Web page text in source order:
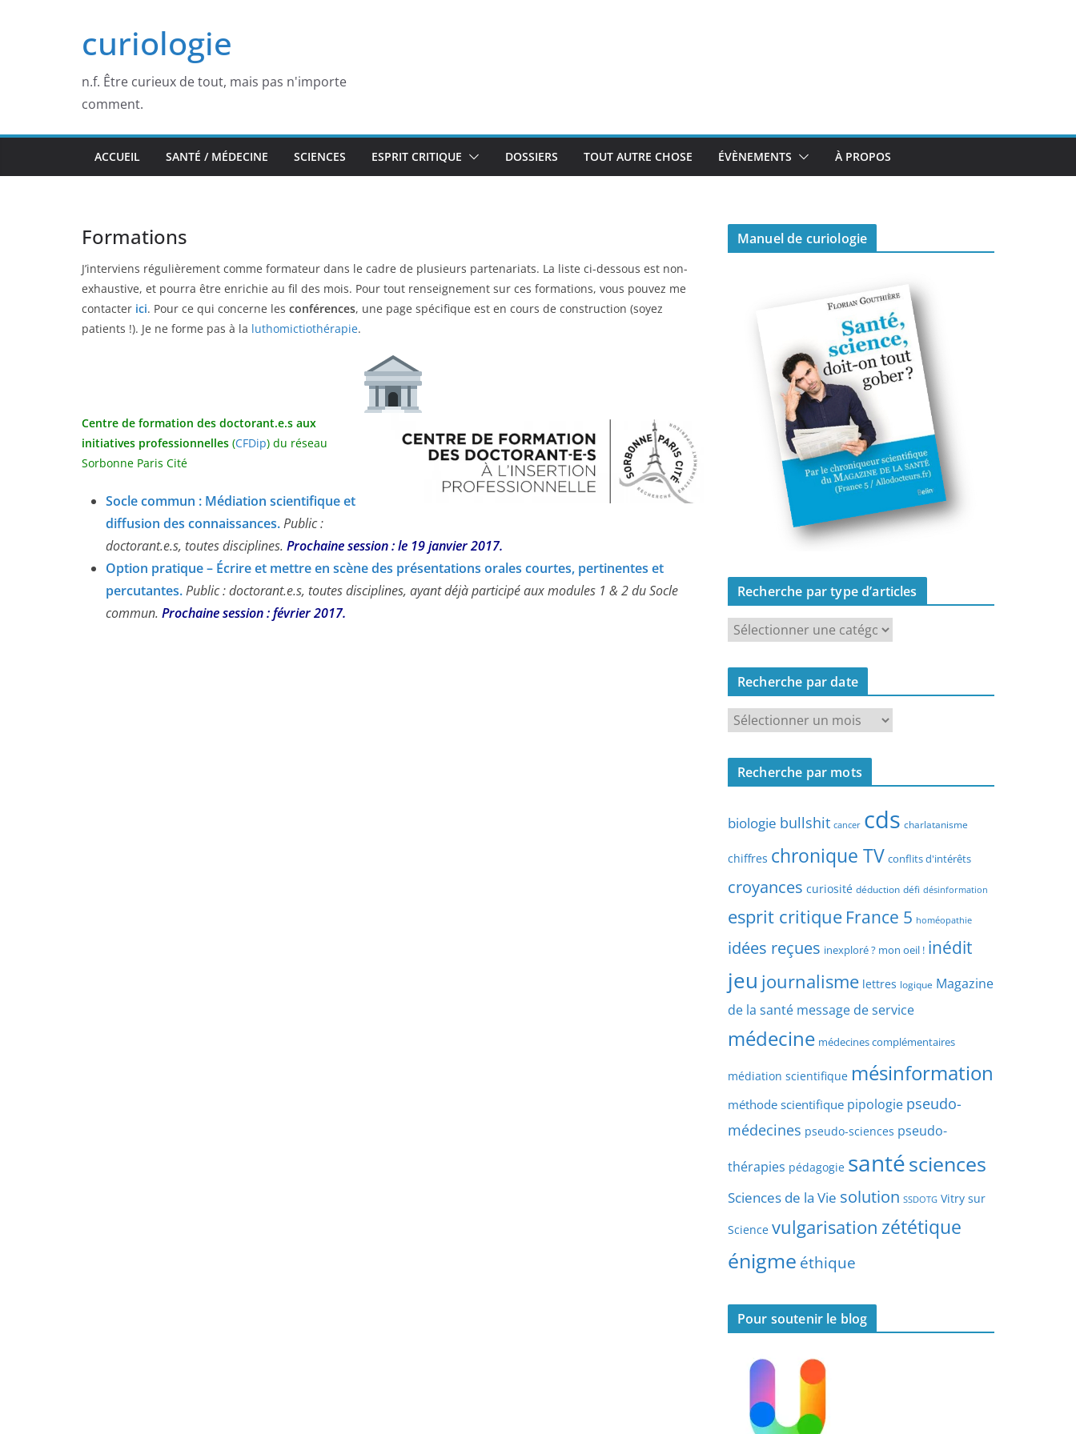
curiologie
n.f. Être curieux de tout, mais pas n'importe
comment.
ACCUEIL SANTÉ / MÉDECINE SCIENCES ESPRIT CRITIQUE DOSSIERS TOUT AUTRE CHOSE ÉVÈNEMENTS À PROPOS
Formations
J’interviens régulièrement comme formateur dans le cadre de plusieurs partenariats. La liste ci-dessous est non-
exhaustive, et pourra être enrichie au fil des mois. Pour tout renseignement sur ces formations, vous pouvez me
contacter ici. Pour ce qui concerne les conférences, une page spécifique est en cours de construction (soyez
patients !). Je ne forme pas à la luthomictiothérapie.
Centre de formation des doctorant.e.s aux
initiatives professionnelles (CFDip) du réseau
Sorbonne Paris Cité
Socle commun : Médiation scientifique et
diffusion des connaissances.Public :
doctorant.e.s, toutes disciplines. Prochaine session : le 19 janvier 2017.
Option pratique – Écrire et mettre en scène des présentations orales courtes, pertinentes et
percutantes.Public : doctorant.e.s, toutes disciplines, ayant déjà participé aux modules 1 & 2 du Socle
commun. Prochaine session : février 2017.
Manuel de curiologie
Recherche par type d’articles
e
c
e
e
a
t
y
e
d
a
r
i
e
s
Recherche par date
e
c
r
h
p
a
d
a
t
e
Recherche par mots
biologie bullshit cancer cds charlatanisme
chiffres chronique TV conflits d'intérêts
croyances curiosité déduction défi désinformation
esprit critique France 5 homéopathie
idées reçues inexploré ? mon oeil ! inédit
jeu journalisme lettres logique Magazine
de la santé message de service
médecine médecines complémentaires
médiation scientifique mésinformation
méthode scientifique pipologie pseudo-
médecines pseudo-sciences pseudo-
thérapies pédagogie santésciences
Sciences de la Vie solution SSDOTG Vitry sur
Science vulgarisation zététique
énigme éthique
Pour soutenir le blog